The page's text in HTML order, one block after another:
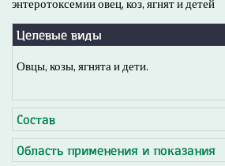
Целевые виды
Овцы, козы, ягнята и дети.
Состав
Область применения и показания